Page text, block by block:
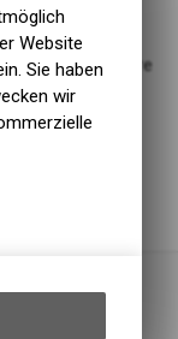
den du zur
und beim
ins gröbere
Website
Sie haben
wir
und
Gerät,